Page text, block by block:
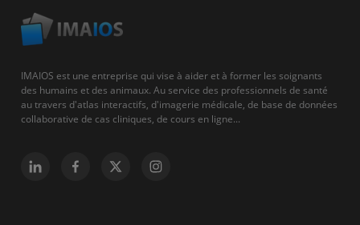
IMAIOS est une entreprise qui vise à aider et à former les soignants
des humains et des animaux. Au service des professionnels de santé
au travers d'atlas interactifs, d'imagerie médicale, de base de données
collaborative de cas cliniques, de cours en ligne...